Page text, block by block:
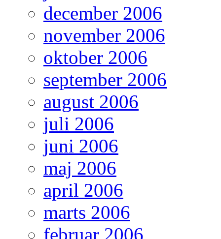
december 2006
november 2006
oktober 2006
september 2006
august 2006
juli 2006
juni 2006
maj 2006
april 2006
marts 2006
februar 2006